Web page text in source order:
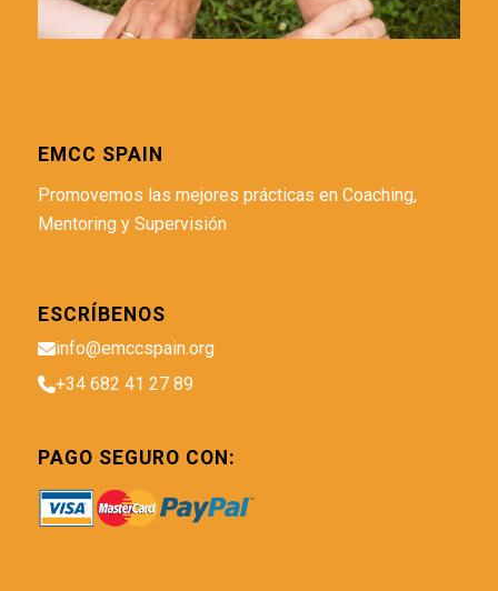
EMCC SPAIN
Promovemos las mejores prácticas en Coaching,
Mentoring y Supervisión
ESCRÍBENOS
info@emccspain.org
+34 682 41 27 89
PAGO SEGURO CON: